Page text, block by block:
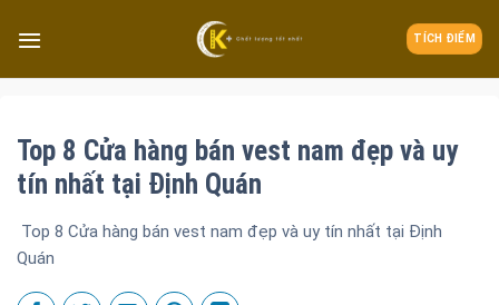
TÍCH ĐIỂM
Top 8 Cửa hàng bán vest nam đẹp và uy
tín nhất tại Định Quán
Top 8 Cửa hàng bán vest nam đẹp và uy tín nhất tại Định
Quán